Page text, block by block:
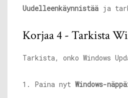
Uudelleenkäynnistää ja
Korjaa 4 - Tarkista
Tarkista, onko Windows
1. Paina nyt Windows-